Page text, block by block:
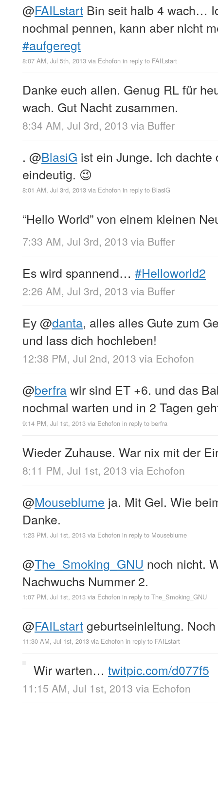
@FAILstart Bin seit halb 4 wach…
nochmal pennen, kann aber nicht
#aufgeregt
8:07 AM, Jul 5th, 2013 via Echofon in reply to FAILstart
Danke euch allen. Genug RL für
wach. Gut Nacht zusammen.
8:34 AM, Jul 3rd, 2013 via Buffer
. @BlasiG ist ein Junge. Ich dachte
eindeutig. 😉
8:01 AM, Jul 3rd, 2013 via Echofon in reply to BlasiG
“Hello World” von einem kleinen
7:33 AM, Jul 3rd, 2013 via Buffer
Es wird spannend… #Helloworld2
2:26 AM, Jul 3rd, 2013 via Buffer
Ey@danta, alles alles Gute zum
und lass dich hochleben!
12:38 PM, Jul 2nd, 2013 via Echofon
@berfrawir sind ET +6. und das
nochmal warten und in 2 Tagen
9:14 PM, Jul 1st, 2013 via Echofon in reply to berfra
Wieder Zuhause. War nix mit der
8:11 PM, Jul 1st, 2013 via Echofon
@Mouseblume ja. Mit Gel. Wie
Danke.
1:23 PM, Jul 1st, 2013 via Echofon in reply to Mouseblume
@The_Smoking_GNU noch nicht.
Nachwuchs Nummer 2.
1:07 PM, Jul 1st, 2013 via Echofon in reply to The_Smoking_GNU
@FAILstartgeburtseinleitung.
11:30 AM, Jul 1st, 2013 via Echofon in reply to FAILstart
Wir warten… twitpic.com/d077f5
11:15 AM, Jul 1st, 2013 via Echofon